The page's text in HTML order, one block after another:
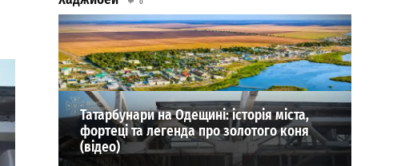
03-08-2026 в 08:49
ВИБІР РЕДАКЦІЇ
Татарбунари на Одещині: історія міста,
фортеці та легенда про золотого коня
(відео)